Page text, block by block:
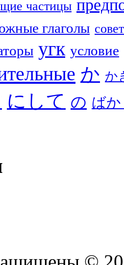
частицы
глаголы совет
угк условие
か か
にして の ば